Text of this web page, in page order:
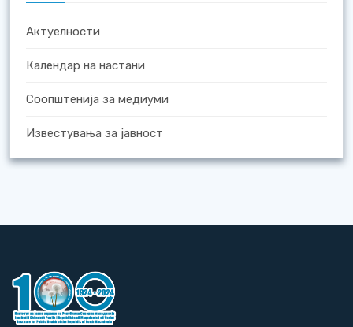
Актуелности
Календар на настани
Соопштенија за медиуми
Известувања за јавност